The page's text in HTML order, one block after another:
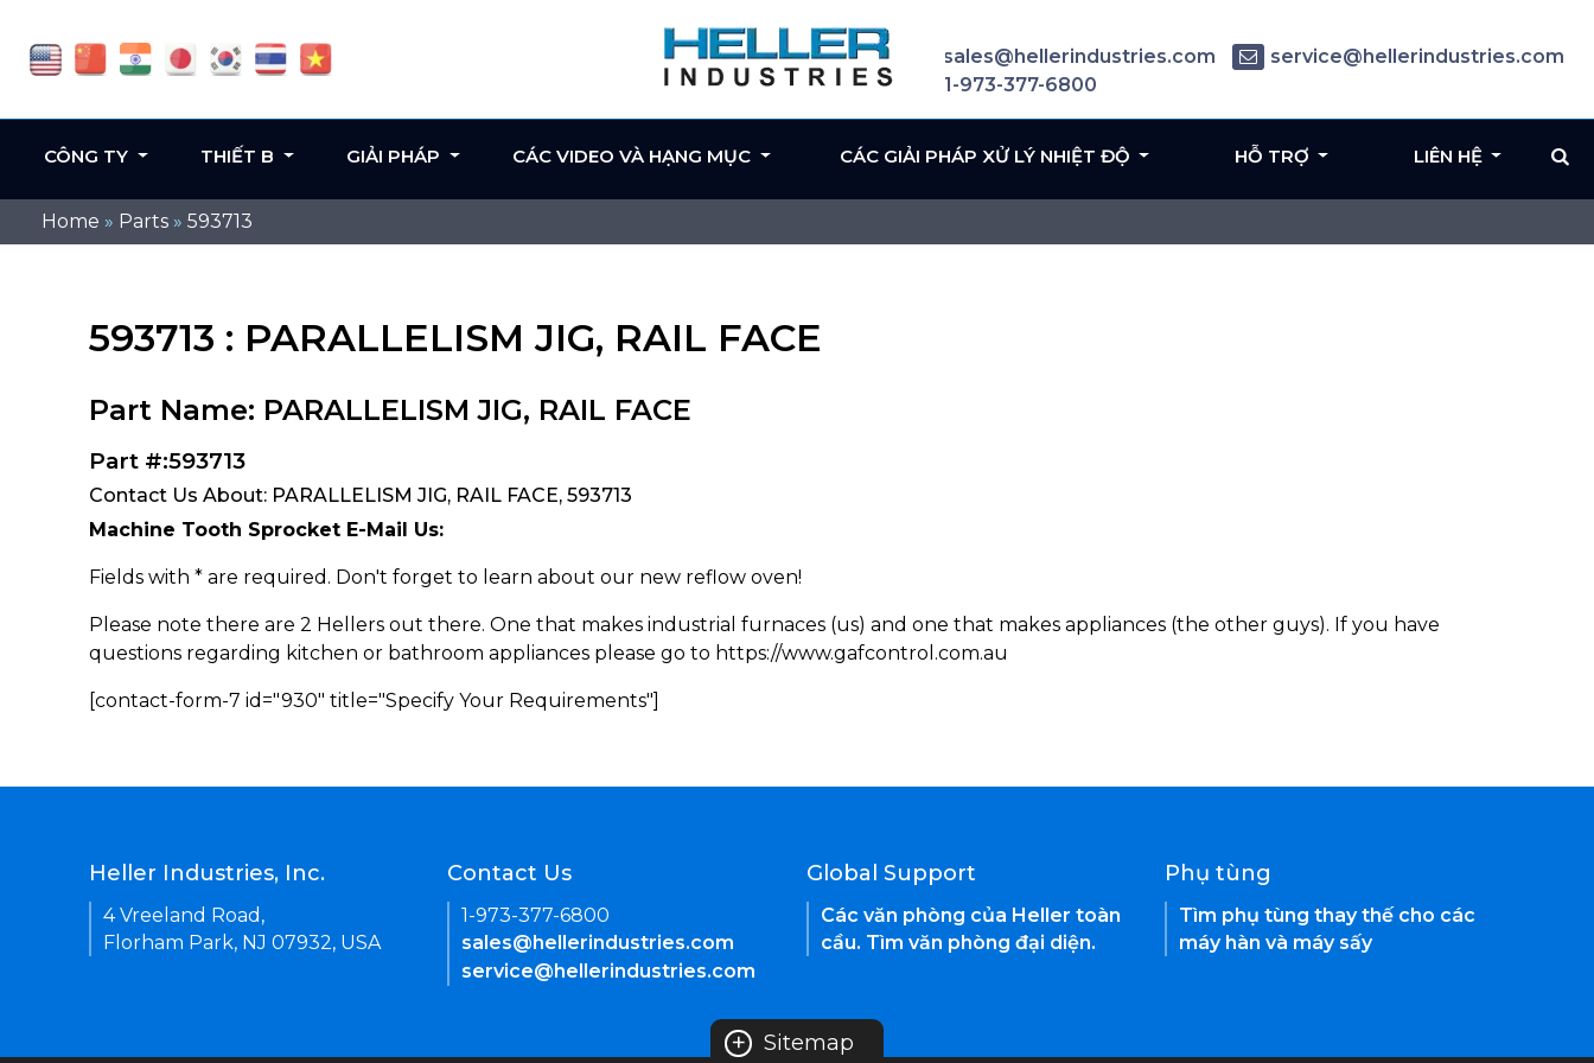
Home » Parts » 593713
593713 : PARALLELISM JIG, RAIL FACE
Part Name: PARALLELISM JIG, RAIL FACE
Part #:593713
Contact Us About: PARALLELISM JIG, RAIL FACE, 593713
Machine Tooth Sprocket E-Mail Us:
Fields with * are required. Don't forget to learn about our new reflow oven!
Please note there are 2 Hellers out there. One that makes industrial furnaces (us) and one that makes appliances (the other guys). If you have
questions regarding kitchen or bathroom appliances please go to https://www.gafcontrol.com.au
[contact-form-7 id="930" title="Specify Your Requirements"]
sales@hellerindustries.com
service@hellerindustries.com
1-973-377-6800
CÔNG TY THIẾT B GIẢI PHÁP CÁC VIDEO VÀ HẠNG MỤC CÁC GIẢI PHÁP XỬ LÝ NHIỆT ĐỘ HỖ TRỢ LIÊN HỆ
Heller Industries, Inc.
4 Vreeland Road,
Florham Park, NJ 07932, USA
Contact Us
1-973-377-6800
sales@hellerindustries.com
service@hellerindustries.com
Global Support
Các văn phòng của Heller toàn
cầu. Tìm văn phòng đại diện.
Phụ tùng
Tìm phụ tùng thay thế cho các
máy hàn và máy sấy
+ Sitemap